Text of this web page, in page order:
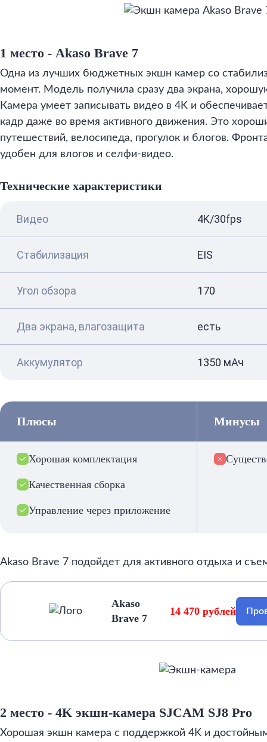
1 место - Akaso Brave 7
Одна из лучших бюджетных экшн камер со
момент. Модель получила сразу два экрана,
Камера умеет записывать видео в 4K и
кадр даже во время активного движения. Это
путешествий, велосипеда, прогулок и блогов.
удобен для влогов и селфи-видео.
Технические характеристики
Видео 4K/30fps
Стабилизация EIS
Угол обзора 170
Два экрана, влагозащита есть
Аккумулятор 1350 мАч
Плюсы
Хорошая комплектация
Качественная сборка
Управление через приложение
Минусы
Akaso Brave 7 подойдет для активного отдыха и
Akaso
Brave 7
14 470 рублей
2 место - 4K экшн-камера SJCAM SJ8 Pro
Хорошая экшн камера с поддержкой 4K и